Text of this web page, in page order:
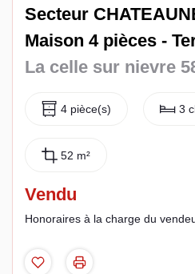
Secteur
Maison 4 pièces -
La celle sur nievre
4 pièce(s) 3
52 m²
Vendu
Honoraires à la charge du